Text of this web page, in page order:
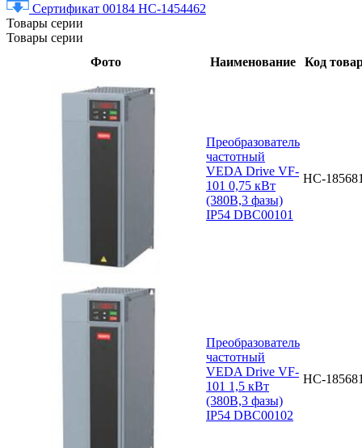
Сертификат 00184 НС-1454462
Товары серии
Товары серии
Фото
Наименование Код
Преобразователь
частотный
VEDA Drive VF-
101 0,75 кВт
(380В,3 фазы)
IP54 DBC00101
НС-
Преобразователь
частотный
VEDA Drive VF-
101 1,5 кВт
(380В,3 фазы)
IP54 DBC00102
НС-